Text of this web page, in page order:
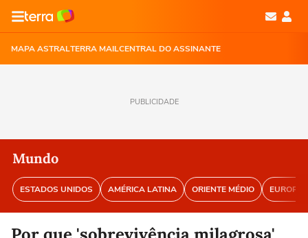
MAPA ASTRALTERRA MAILCENTRAL DO ASSINANTE
PUBLICIDADE
Mundo
ESTADOS UNIDOS AMÉRICA LATINA ORIENTE MÉDIO EUROPA